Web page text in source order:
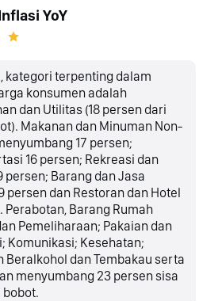
YoY
kategori terpenting dalam
konsumen adalah
dan Utilitas (18 persen dari
Makanan dan Minuman Non-
17 persen;
16 persen; Rekreasi dan
persen; Barang dan Jasa
persen dan Restoran dan Hotel
Perabotan, Barang Rumah
Pemeliharaan; Pakaian dan
Komunikasi; Kesehatan;
Beralkohol dan Tembakau serta
menyumbang 23 persen sisa